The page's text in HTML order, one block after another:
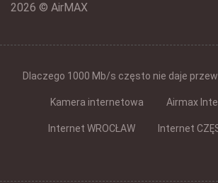
2026 © AirMAX
Dlaczego 1000 Mb/s często nie daje
Kamera internetowa Airmax
Internet WROCŁAW Internet